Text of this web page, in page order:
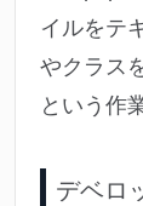
イルをテ
やクラス
という作
デベロ